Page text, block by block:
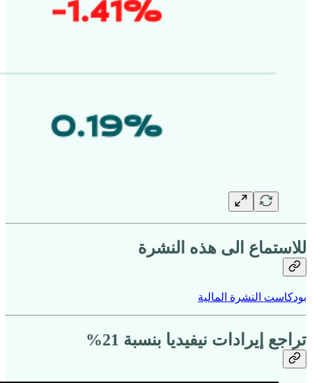
للاستماع الى هذه النشرة
بودكاست النشرة المالية
تراجع إيرادات نيفيديا بنسبة 21%